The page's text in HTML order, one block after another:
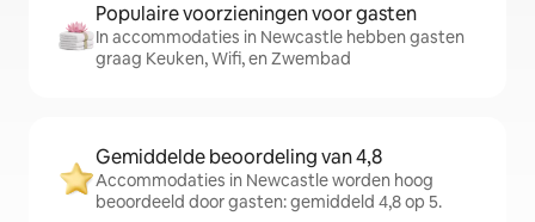
Populaire voorzieningen voor gasten
In accommodaties in Newcastle hebben gasten
graag Keuken, Wifi, en Zwembad
Gemiddelde beoordeling van 4,8
Accommodaties in Newcastle worden hoog
beoordeeld door gasten: gemiddeld 4,8 op 5.